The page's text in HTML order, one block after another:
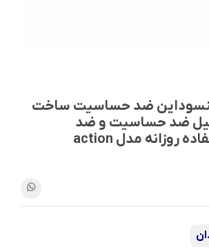
ضد حساسیت ساخت
75 میل ضد حساسیت و ضد
پوسیدگی استفاده روزانه مدل action